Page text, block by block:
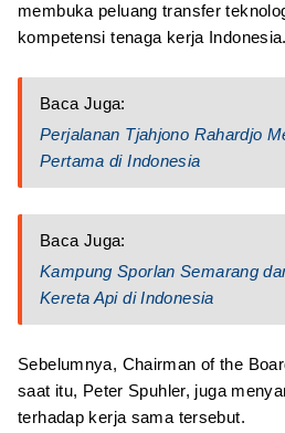
membuka peluang transfer
kompetensi tenaga kerja Indonesia.
Baca Juga:
Perjalanan Tjahjono Rahardjo
Pertama di Indonesia
Baca Juga:
Kampung Sporlan Semarang
Kereta Api di Indonesia
Sebelumnya, Chairman of the
saat itu, Peter Spuhler, juga
terhadap kerja sama tersebut.